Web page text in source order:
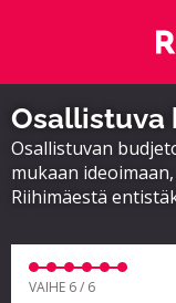
Osallistuva
Osallistuvan
mukaan
Riihimäestä
VAIHE 6 / 6